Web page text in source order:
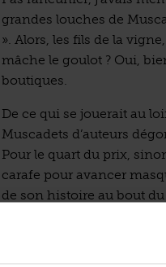
grandes louches de
». Alors, les fils de la
mâche le goulot ? Oui,
boutiques.
De ce qui se jouerait au
Muscadets d’auteurs
Pour le quart du prix,
carafe pour avancer
de son histoire au bout